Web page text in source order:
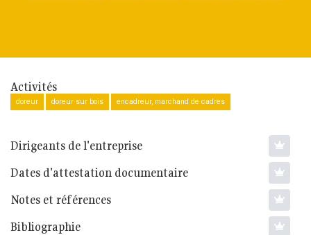
Activités
doreur doreur sur bois encadreur, marchand de cadres
Dirigeants de l'entreprise
Dates d'attestation documentaire
Notes et références
Bibliographie